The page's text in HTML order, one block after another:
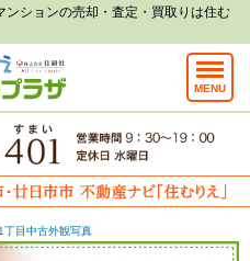
ションの売却・査定・買取りは住む
MENU
丁目中古外観写真